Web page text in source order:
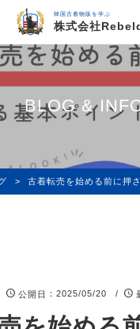
韓国古着物販を学ぶ
株式会社
BLOG &
> 古着転売を始める前に押
公開日 ：2025/05/20 /